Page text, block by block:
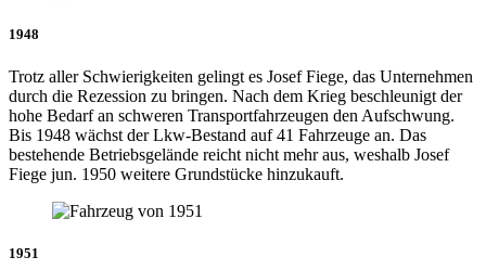
1948
Trotz aller Schwierigkeiten gelingt es Josef Fiege, das Unternehmen
durch die Rezession zu bringen. Nach dem Krieg beschleunigt der
hohe Bedarf an schweren Transportfahrzeugen den Aufschwung.
Bis 1948 wächst der Lkw-Bestand auf 41 Fahrzeuge an. Das
bestehende Betriebsgelände reicht nicht mehr aus, weshalb Josef
Fiege jun. 1950 weitere Grundstücke hinzukauft.
1951